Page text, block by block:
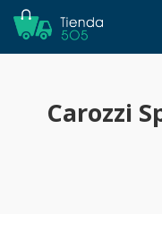
Carozzi